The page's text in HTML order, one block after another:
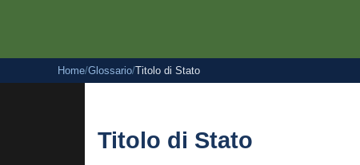
Home/Glossario/Titolo di Stato
Titolo di Stato